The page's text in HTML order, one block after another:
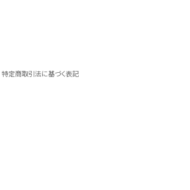
特定商取引法に基づく表記